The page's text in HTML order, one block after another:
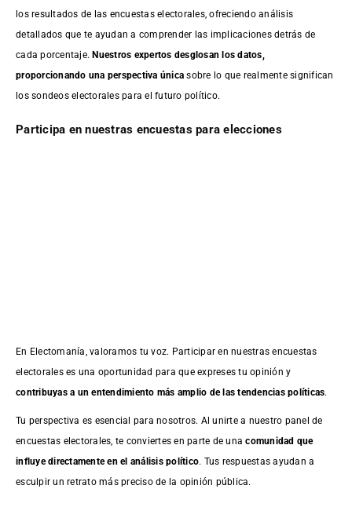
los resultados de las encuestas electorales, ofreciendo análisis
detallados que te ayudan a comprender las implicaciones detrás de
cada porcentaje.Nuestros expertos desglosan los datos,
proporcionando una perspectiva única sobre lo que realmente significan
los sondeos electorales para el futuro político.
Participa en nuestras encuestas para elecciones
En Electomanía, valoramos tu voz. Participar en nuestras encuestas
electorales es una oportunidad para que expreses tu opinión y
contribuyas a un entendimiento más amplio de las tendencias políticas.
Tu perspectiva es esencial para nosotros. Al unirte a nuestro panel de
encuestas electorales, te conviertes en parte de unacomunidad que
influye directamente en el análisis político. Tus respuestas ayudan a
esculpir un retrato más preciso de la opinión pública.